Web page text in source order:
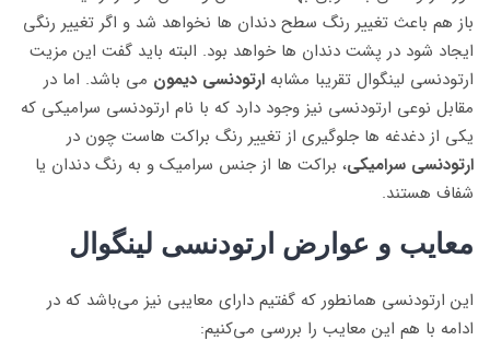
باز هم باعث تغییر رنگ سطح دندان ها نخواهد شد و اگر تغییر رنگی
ایجاد شود در پشت دندان ها خواهد بود. البته باید گفت این مزیت
ارتودنسی لینگوال تقریبا مشابه ارتودنسی دیمون می باشد. اما در
مقابل نوعی ارتودنسی نیز وجود دارد که با نام ارتودنسی سرامیکی که
یکی از دغدغه ها جلوگیری از تغییر رنگ براکت هاست چون در
ارتودنسی سرامیکی، براکت ها از جنس سرامیک و به رنگ دندان یا
شفاف هستند.
معایب و عوارض ارتودنسی لینگوال
این ارتودنسی همانطور که گفتیم دارای معایبی نیز می‌باشد که در
ادامه با هم این معایب را بررسی می‌کنیم: